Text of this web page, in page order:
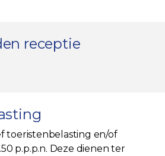
receptie
toeristenbelasting en/of
p.p.p.n. Deze dienen ter